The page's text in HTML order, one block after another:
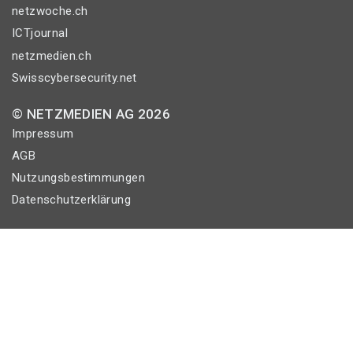
netzwoche.ch
ICTjournal
netzmedien.ch
Swisscybersecurity.net
© NETZMEDIEN AG 2026
Impressum
AGB
Nutzungsbestimmungen
Datenschutzerklärung